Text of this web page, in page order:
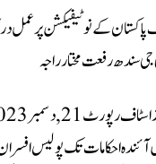
پاکستان کے نوٹیفیکشن پر عمل
سندھ رفعت مختار راجہ
احکامات تک پولیس